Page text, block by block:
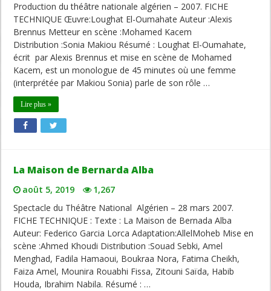
Production du théâtre nationale algérien – 2007. FICHE
TECHNIQUE Œuvre:Loughat El-Oumahate Auteur :Alexis
Brennus Metteur en scène :Mohamed Kacem
Distribution :Sonia Makiou Résumé : Loughat El-Oumahate,
écrit par Alexis Brennus et mise en scène de Mohamed
Kacem, est un monologue de 45 minutes où une femme
(interprétée par Makiou Sonia) parle de son rôle …
Lire plus »
La Maison de Bernarda Alba
août 5, 2019
1,267
Spectacle du Théâtre National Algérien – 28 mars 2007.
FICHE TECHNIQUE : Texte : La Maison de Bernada Alba
Auteur: Federico Garcia Lorca Adaptation:AllelMoheb Mise en
scène :Ahmed Khoudi Distribution :Souad Sebki, Amel
Menghad, Fadila Hamaoui, Boukraa Nora, Fatima Cheikh,
Faiza Amel, Mounira Rouabhi Fissa, Zitouni Saïda, Habib
Houda, Ibrahim Nabila. Résumé : …